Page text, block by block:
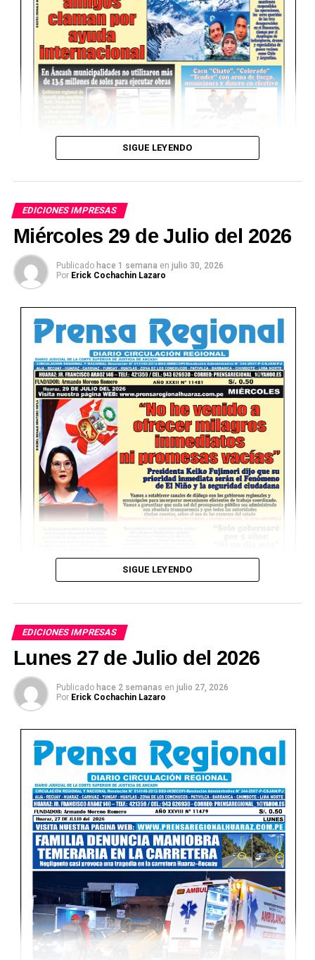
SIGUE LEYENDO
EDICIONES IMPRESAS
Miércoles 29 de Julio del 2026
Publicado hace 1 semana en julio 30, 2026
Por Erick Cochachin Lazaro
SIGUE LEYENDO
EDICIONES IMPRESAS
Lunes 27 de Julio del 2026
Publicado hace 2 semanas en julio 27, 2026
Por Erick Cochachin Lazaro